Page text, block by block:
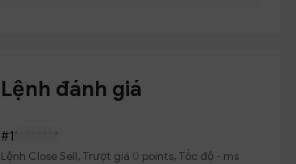
Lệnh đánh giá
#1
Lệnh Close Sell, Trượt giá 0 points, Tốc độ - ms